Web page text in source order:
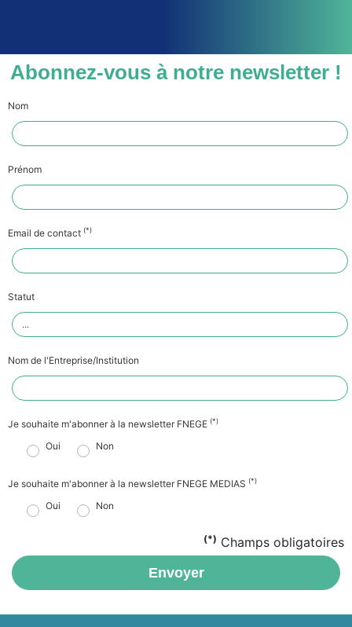
Abonnez-vous à notre newsletter !
Nom
Prénom
Email de contact (*)
Statut
Nom de l'Entreprise/Institution
Je souhaite m'abonner à la newsletter FNEGE (*)
Oui Non
Je souhaite m'abonner à la newsletter FNEGE MEDIAS (*)
Oui Non
(*) Champs obligatoires
Envoyer